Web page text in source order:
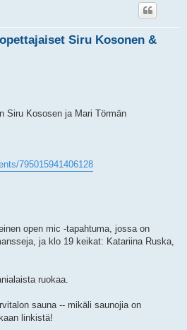
Siru Kosonen &
Siru Kososen ja Mari Törmän
795015941406128
open mic -tapahtuma, jossa on
ja klo 19 keikat: Katariina Ruska,
ruokaa.
sauna -- mikäli saunojia on
linkistä!